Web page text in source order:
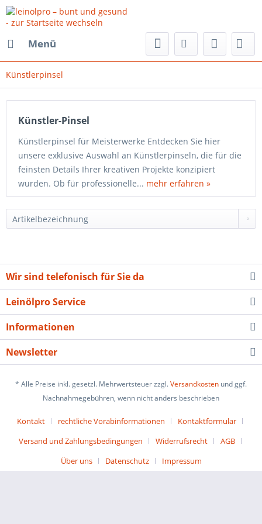
Menü
Künstlerpinsel
Künstler-Pinsel
Künstlerpinsel für Meisterwerke Entdecken Sie hier
unsere exklusive Auswahl an Künstlerpinseln, die für die
feinsten Details Ihrer kreativen Projekte konzipiert
wurden. Ob für professionelle... mehr erfahren »
Wir sind telefonisch für Sie da
Leinölpro Service
Informationen
Newsletter
* Alle Preise inkl. gesetzl. Mehrwertsteuer zzgl.Versandkosten und ggf.
Nachnahmegebühren, wenn nicht anders beschrieben
Kontakt rechtliche Vorabinformationen
Kontaktformular
Versand und Zahlungsbedingungen
Widerrufsrecht
AGB
Über uns
Datenschutz Impressum